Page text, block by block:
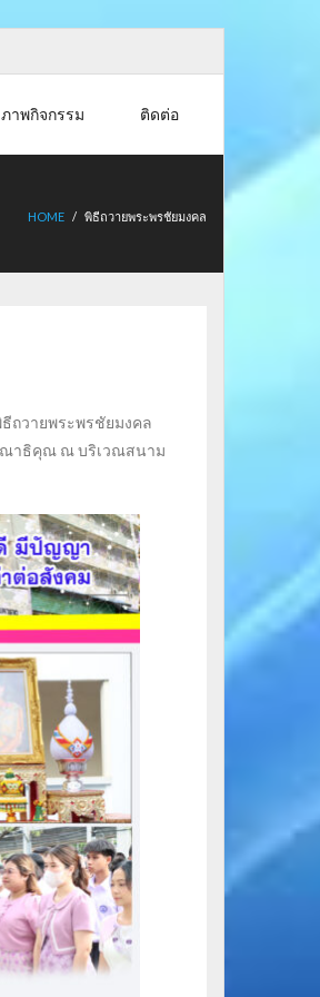
ภาพกิจกรรม ติดต่อ
HOME / พิธีถวายพระพรชัยมงคล
ถวายพระพรชัยมงคล
ณาธิคุณ ณ บริเวณสนาม